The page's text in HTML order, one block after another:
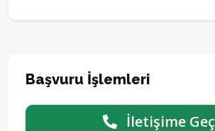
Başvuru İşlemleri
İletişime Geç